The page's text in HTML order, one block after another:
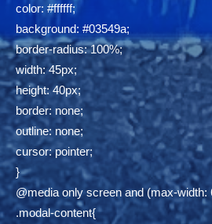
color: #ffffff;
background: #03549a;
border-radius: 100%;
width: 45px;
height: 40px;
border: none;
outline: none;
cursor: pointer;
}
@media only screen and (max-width:
.modal-content{